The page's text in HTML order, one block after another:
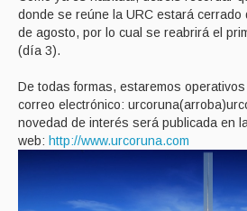
donde se reúne la URC estará cerrado
de agosto, por lo cual se reabrirá el
(día 3).
De todas formas, estaremos
correo electrónico:
novedad de interés será publicada en
web: http://www.urcoruna.com